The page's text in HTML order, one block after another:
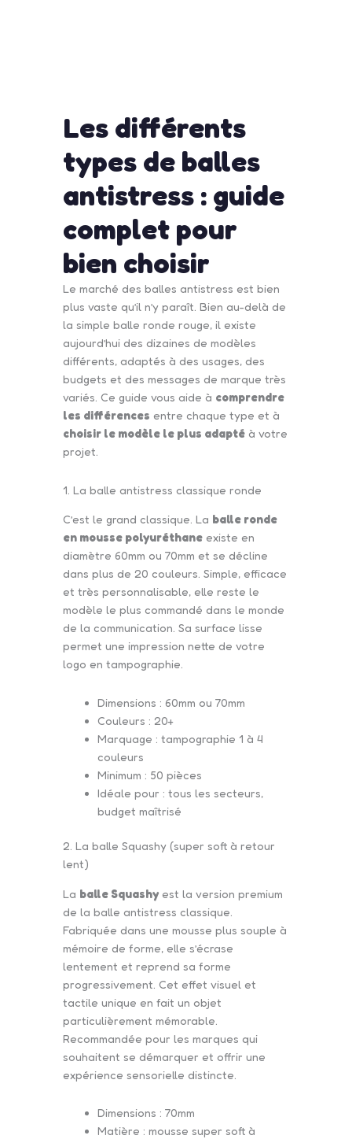
Les différents
types de balles
antistress : guide
complet pour
bien choisir
Le marché des balles antistress est bien
plus vaste qu’il n’y paraît. Bien au-delà de
la simple balle ronde rouge, il existe
aujourd’hui des dizaines de modèles
différents, adaptés à des usages, des
budgets et des messages de marque très
variés. Ce guide vous aide à comprendre
les différences entre chaque type et à
choisir le modèle le plus adapté à votre
projet.
1. La balle antistress classique ronde
C’est le grand classique. La balle ronde
en mousse polyuréthane existe en
diamètre 60mm ou 70mm et se décline
dans plus de 20 couleurs. Simple, efficace
et très personnalisable, elle reste le
modèle le plus commandé dans le monde
de la communication. Sa surface lisse
permet une impression nette de votre
logo en tampographie.
Dimensions : 60mm ou 70mm
Couleurs : 20+
Marquage : tampographie 1 à 4
couleurs
Minimum : 50 pièces
Idéale pour : tous les secteurs,
budget maîtrisé
2. La balle Squashy (super soft à retour
lent)
La balle Squashyest la version premium
de la balle antistress classique.
Fabriquée dans une mousse plus souple à
mémoire de forme, elle s’écrase
lentement et reprend sa forme
progressivement. Cet effet visuel et
tactile unique en fait un objet
particulièrement mémorable.
Recommandée pour les marques qui
souhaitent se démarquer et offrir une
expérience sensorielle distincte.
Dimensions : 70mm
Matière : mousse super soft à